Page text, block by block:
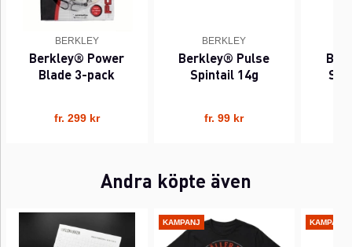
BERKLEY
Berkley® Power
Blade 3-pack
fr. 299 kr
BERKLEY
Berkley® Pulse
Spintail 14g
fr. 99 kr
Andra köpte även
KAMPANJ KAMPANJ